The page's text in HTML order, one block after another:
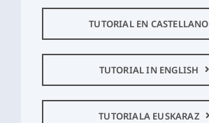
TUTORIAL EN CASTELLANO
TUTORIAL IN ENGLISH
TUTORIALA EUSKARAZ